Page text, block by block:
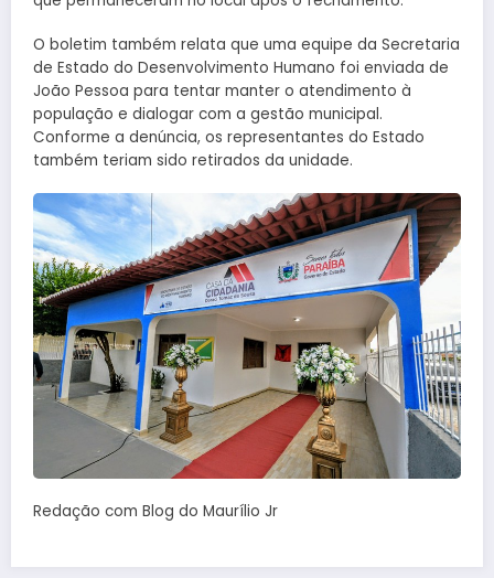
O boletim também relata que uma equipe da Secretaria
de Estado do Desenvolvimento Humano foi enviada de
João Pessoa para tentar manter o atendimento à
população e dialogar com a gestão municipal.
Conforme a denúncia, os representantes do Estado
também teriam sido retirados da unidade.
Redação com Blog do Maurílio Jr